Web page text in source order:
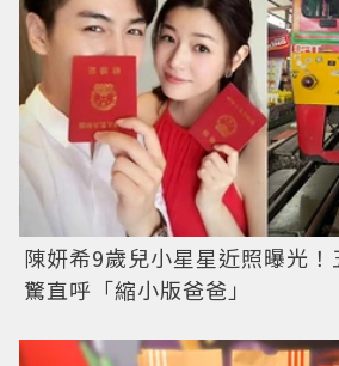
陳妍希9歲兒小星星近照曝光
驚直呼「縮小版爸爸」